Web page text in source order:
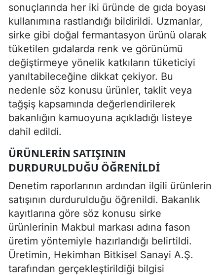
sonuçlarında her iki üründe de gıda boyası
kullanımına rastlandığı bildirildi. Uzmanlar,
sirke gibi doğal fermantasyon ürünü olarak
tüketilen gıdalarda renk ve görünümü
değiştirmeye yönelik katkıların tüketiciyi
yanıltabileceğine dikkat çekiyor. Bu
nedenle söz konusu ürünler, taklit veya
tağşiş kapsamında değerlendirilerek
bakanlığın kamuoyuna açıkladığı listeye
dahil edildi.
ÜRÜNLERIN SATIŞININ
DURDURULDUĞU ÖĞRENILDI
Denetim raporlarının ardından ilgili ürünlerin
satışının durdurulduğu öğrenildi. Bakanlık
kayıtlarına göre söz konusu sirke
ürünlerinin Makbul markası adına fason
üretim yöntemiyle hazırlandığı belirtildi.
Üretimin, Hekimhan Bitkisel Sanayi A.Ş.
tarafından gerçekleştirildiği bilgisi